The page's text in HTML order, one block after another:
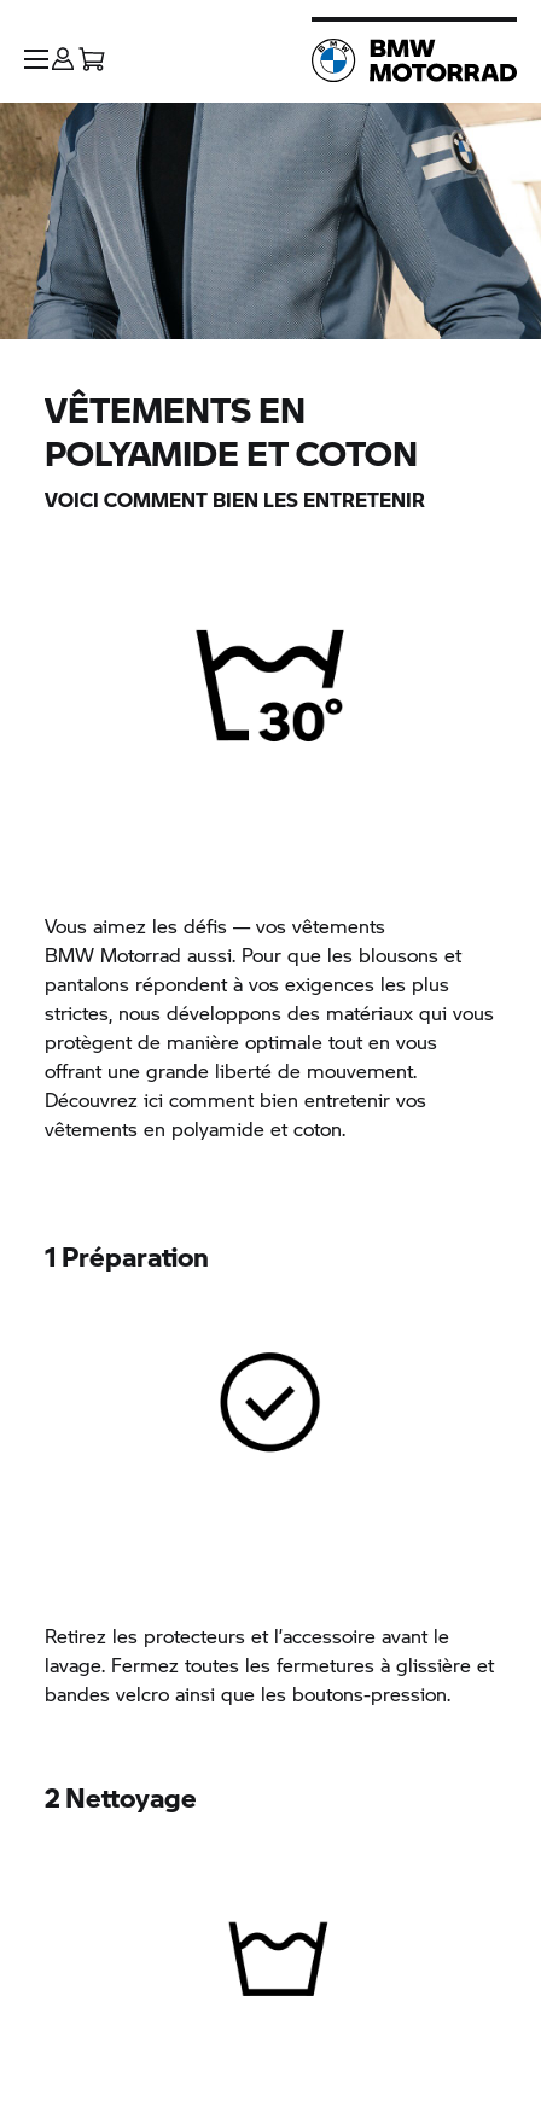
VÊTEMENTS EN
POLYAMIDE ET COTON
VOICI COMMENT BIEN LES ENTRETENIR
Vous aimez les défis — vos vêtements
BMW Motorrad aussi. Pour que les blousons et
pantalons répondent à vos exigences les plus
strictes, nous développons des matériaux qui vous
protègent de manière optimale tout en vous
offrant une grande liberté de mouvement.
Découvrez ici comment bien entretenir vos
vêtements en polyamide et coton.
1 Préparation
Retirez les protecteurs et l’accessoire avant le
lavage. Fermez toutes les fermetures à glissière et
bandes velcro ainsi que les boutons-pression.
2 Nettoyage